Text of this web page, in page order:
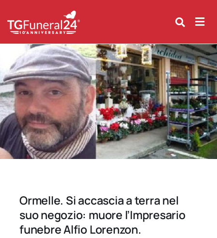
content
Ormelle. Si accascia a terra nel
suo negozio: muore l’Impresario
funebre Alfio Lorenzon.